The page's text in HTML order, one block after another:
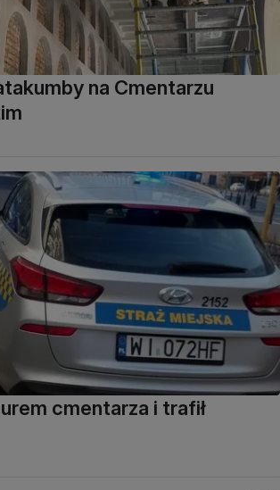
na Cmentarzu
cmentarza i trafił